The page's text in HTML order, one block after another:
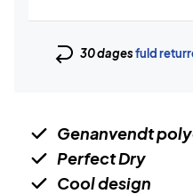
30 dagesfuld
Genanvendt
Perfect Dry
Cool design